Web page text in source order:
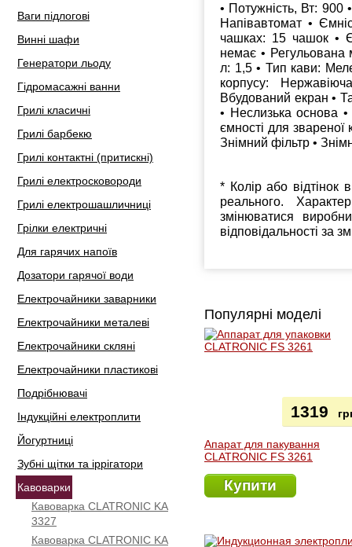
Ваги підлогові
Винні шафи
Генератори льоду
Гідромасажні ванни
Грилі класичні
Грилі барбекю
Грилі контактні (притискні)
Грилі електросковороди
Грилі електрошашличниці
Грілки електричні
Для гарячих напоїв
Дозатори гарячої води
Електрочайники заварники
Електрочайники металеві
Електрочайники скляні
Електрочайники пластикові
Подрібнювачі
Індукційні електроплити
Йогуртниці
Зубні щітки та іррігатори
Кавоварки
Кавоварка CLATRONIC KA
3327
Кавоварка CLATRONIC KA
• Потужність, Вт: 900
Напівавтомат •
чашках: 15 чашок •
немає • Регульована
л: 1,5 • Тип кави:
корпусу:
Вбудований екран •
• Неслизька основа
ємності для звареної
Знімний фільтр •
* Колір або відтінок
реального.
змінюватися
відповідальності за
Популярні моделі
Апарат для пакування
CLATRONIC FS 3261
1319
Купити